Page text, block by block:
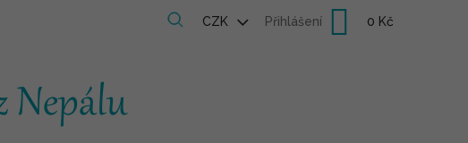
CZK Přihlášení
Nákupní